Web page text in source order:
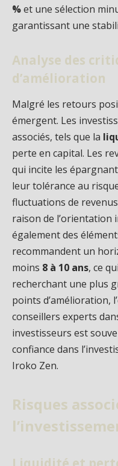
%et une sélection
garantissant une
Analyse des
d’amélioration
Malgré les retours
émergent. Les
associés, tels que la
perte en capital. Les
qui incite les
leur tolérance au
fluctuations de
raison de l’orientation
également des
recommandent un
moins 8 à 10 ans, ce
recherchant une plus
points d’amélioration,
conseillers experts
investisseurs est
confiance dans
Iroko Zen.
Risques